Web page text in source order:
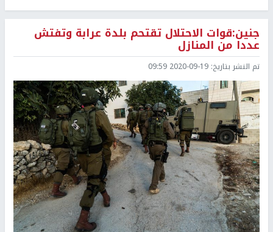
جنين:قوات الاحتلال تقتحم بلدة عرابة وتفتش
عددا من المنازل
تم النشر بتاريخ: 2020-09-19 09:59